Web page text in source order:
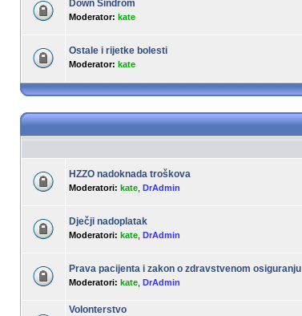
Down Sindrom
Moderator: kate
Ostale i rijetke bolesti
Moderator: kate
HZZO nadoknada troškova
Moderatori: kate DrAdmin
Dječji nadoplatak
Moderatori: kate DrAdmin
Prava pacijenta i zakon o zdravstvenom osiguranju
Moderatori: kate DrAdmin
Volonterstvo